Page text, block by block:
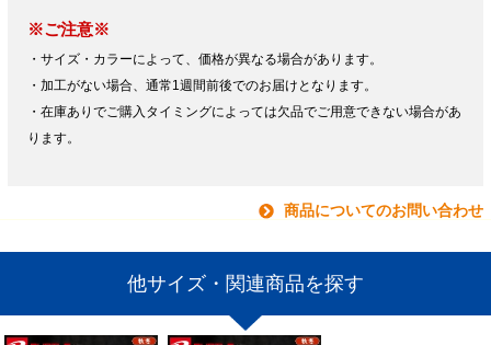
※ご注意※
・サイズ・カラーによって、価格が異なる場合があります。
・加工がない場合、通常1週間前後でのお届けとなります。
・在庫ありでご購入タイミングによっては欠品でご用意できない場合があ
ります。
商品についてのお問い合わせ
他サイズ・関連商品を探す